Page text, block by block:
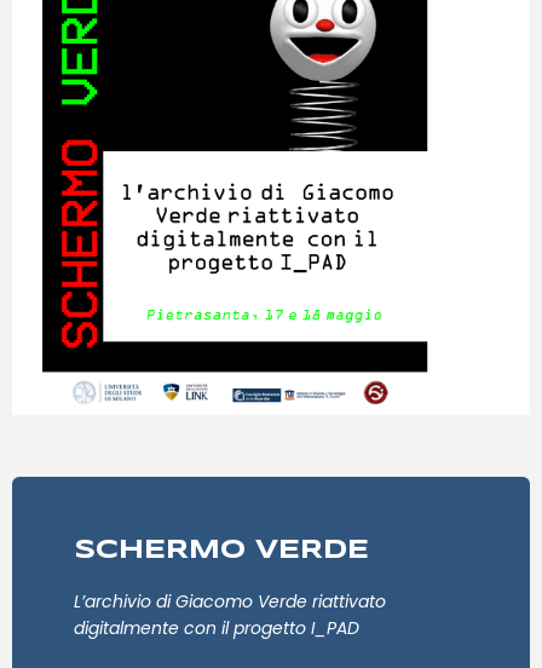
SCHERMO VERDE
L’archivio di Giacomo Verde riattivato
digitalmente con il progetto I_PAD